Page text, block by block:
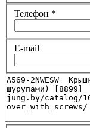
Телефон *
E-mail